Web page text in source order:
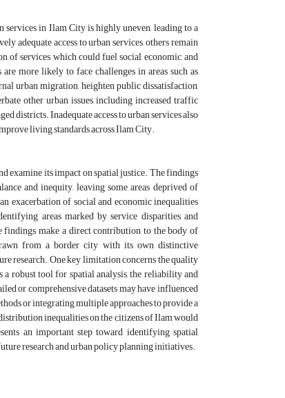
in Ilam City is highly uneven, leading to a
adequate access to urban services, others remain
services, which could fuel social, economic, and
more likely to face challenges in areas such as
urban migration, heighten public dissatisfaction,
other urban issues, including increased traffic
districts. Inadequate access to urban services also
living standards across Ilam City.
examine its impact on spatial justice. The findings
and inequity, leaving some areas deprived of
exacerbation of social and economic inequalities
areas marked by service disparities and
findings make a direct contribution to the body of
from a border city with its own distinctive
research. One key limitation concerns the quality
a robust tool for spatial analysis, the reliability and
or comprehensive datasets may have influenced
or integrating multiple approaches to provide a
inequalities on the citizens of Ilam would
an important step toward identifying spatial
research and urban policy planning initiatives.